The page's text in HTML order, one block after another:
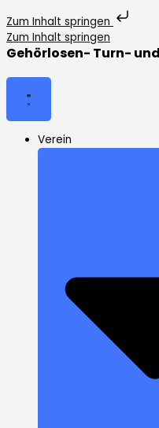
Zum Inhalt springen
Zum Inhalt springen
Gehörlosen- Turn- und
Verein